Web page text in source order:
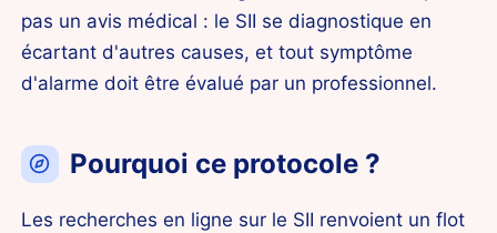
pas un avis médical : le SII se diagnostique en
écartant d'autres causes, et tout symptôme
d'alarme doit être évalué par un professionnel.
Pourquoi ce protocole ?
Les recherches en ligne sur le SII renvoient un flot